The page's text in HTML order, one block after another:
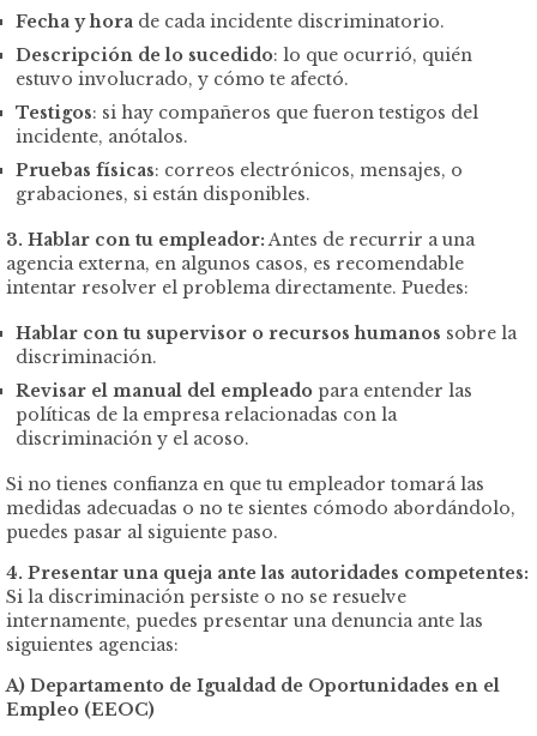
Fecha y hora de cada incidente discriminatorio.
Descripción de lo sucedido: lo que ocurrió, quién
estuvo involucrado, y cómo te afectó.
Testigos: si hay compañeros que fueron testigos del
incidente, anótalos.
Pruebas físicas: correos electrónicos, mensajes, o
grabaciones, si están disponibles.
3. Hablar con tu empleador: Antes de recurrir a una
agencia externa, en algunos casos, es recomendable
intentar resolver el problema directamente. Puedes:
Hablar con tu supervisor o recursos humanos sobre la
discriminación.
Revisar el manual del empleado para entender las
políticas de la empresa relacionadas con la
discriminación y el acoso.
Si no tienes confianza en que tu empleador tomará las
medidas adecuadas o no te sientes cómodo abordándolo,
puedes pasar al siguiente paso.
4. Presentar una queja ante las autoridades competentes:
Si la discriminación persiste o no se resuelve
internamente, puedes presentar una denuncia ante las
siguientes agencias:
A) Departamento de Igualdad de Oportunidades en el
Empleo (EEOC)